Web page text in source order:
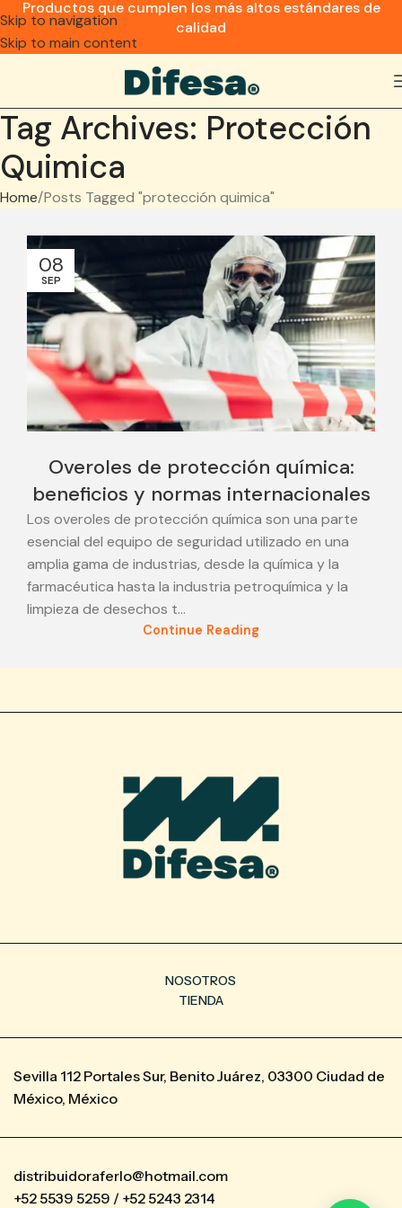
Skip to navigation
Skip to main content
Tag Archives: Protección
Quimica
Home Posts Tagged "protección quimica"
08
SEP
Overoles de protección química:
beneficios y normas internacionales
Los overoles de protección química son una parte
esencial del equipo de seguridad utilizado en una
amplia gama de industrias, desde la química y la
farmacéutica hasta la industria petroquímica y la
limpieza de desechos t...
Continue Reading
NOSOTROS
TIENDA
Sevilla 112 Portales Sur, Benito Juárez, 03300 Ciudad de
México, México
distribuidoraferlo@hotmail.com
+52 5539 5259 / +52 5243 2314
Productos que cumplen los más altos estándares de
calidad